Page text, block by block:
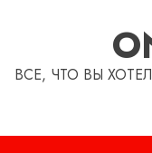
ВСЕ, ЧТО ВЫ